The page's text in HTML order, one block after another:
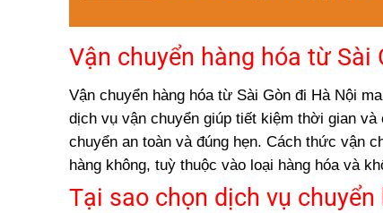
Vận chuyển hàng hóa từ
Vận chuyển hàng hóa từ Sài Gòn đi Hà Nội
dịch vụ vận chuyển giúp tiết kiệm thời gian
chuyển an toàn và đúng hẹn. Cách thức vận
hàng không, tuỳ thuộc vào loại hàng hóa và
Tại sao chọn dịch vụ